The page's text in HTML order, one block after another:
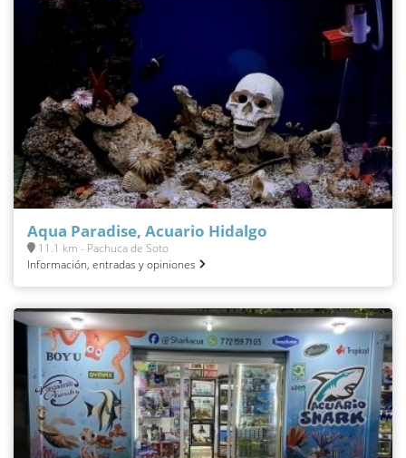
Aqua Paradise, Acuario Hidalgo
11.1 km - Pachuca de Soto
Información, entradas y opiniones